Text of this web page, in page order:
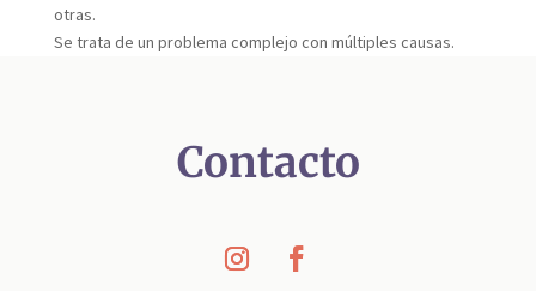
otras.
Se trata de un problema complejo con múltiples causas.
Contacto